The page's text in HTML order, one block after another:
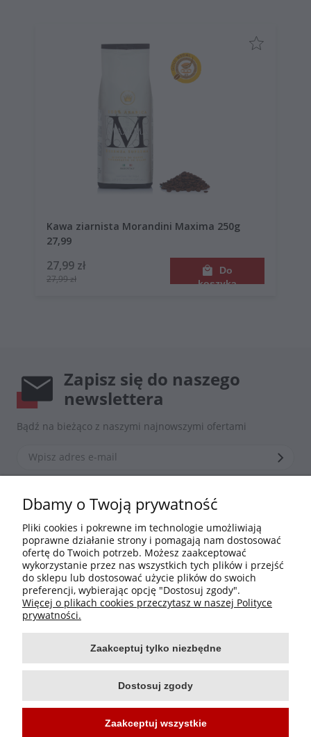
Kawa ziarnista Morandini Maxima 250g
27,99
27,99 zł
27,99 zł
Do
koszyka
Zapisz się do naszego
newslettera
Bądź na bieżąco z naszymi najnowszymi ofertami
*Zapisując się zgadzasz się z nasząpolityką prywatności
Informacje
Moje konto
Płatności i dostawa
Dbamy o Twoją prywatność
Pliki cookies i pokrewne im technologie umożliwiają
poprawne działanie strony i pomagają nam dostosować
ofertę do Twoich potrzeb. Możesz zaakceptować
wykorzystanie przez nas wszystkich tych plików i przejść
do sklepu lub dostosować użycie plików do swoich
preferencji, wybierając opcję "Dostosuj zgody".
Więcej o plikach cookies przeczytasz w naszej Polityce
prywatności.
Zaakceptuj tylko niezbędne
Dostosuj zgody
Zaakceptuj wszystkie